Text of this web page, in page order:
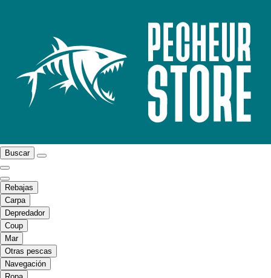
Buscar
Rebajas
Carpa
Depredador
Coup
Mar
Otras pescas
Navegación